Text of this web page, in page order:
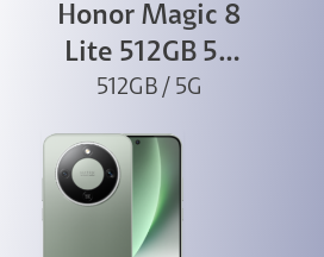
Honor Magic 8
Lite 512GB 5G
Verde
512GB / 5G